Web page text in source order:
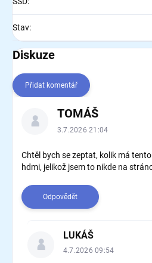
Stav:
Diskuze
Přidat komentář
TOMÁŠ
3.7.2026 21:04
Chtěl bych se zeptat, kolik má
hdmi, jelikož jsem to nikde na
Odpovědět
LUKÁŠ
4.7.2026 09:54